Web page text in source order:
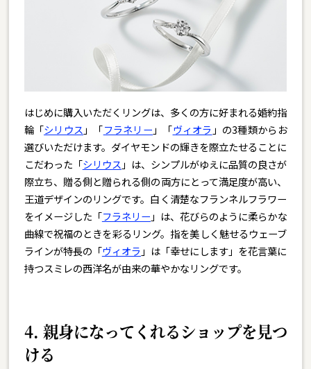
はじめに購入いただくリングは、多くの方に好まれる婚約指
輪「シリウス 」「フラネリー 」「ヴィオラ 」の3種類からお
選びいただけます。ダイヤモンドの輝きを際立たせることに
こだわった「シリウス 」は、シンプルがゆえに品質の良さが
際立ち、贈る側と贈られる側の両方にとって満足度が高い、
王道デザインのリングです。白く清楚なフランネルフラワー
をイメージした「フラネリー 」は、花びらのように柔らかな
曲線で祝福のときを彩るリング。指を美しく魅せるウェーブ
ラインが特長の「ヴィオラ 」は「幸せにします」を花言葉に
持つスミレの西洋名が由来の華やかなリングです。
4. 親身になってくれるショップを見つ
ける